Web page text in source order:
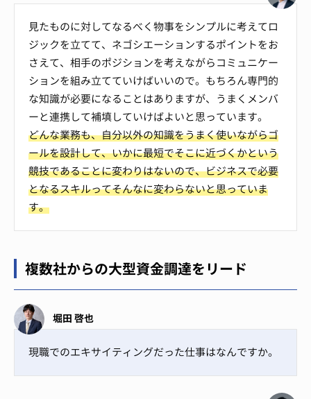
見たものに対してなるべく物事をシンプルに考えてロ
ジックを立てて、ネゴシエーションするポイントをお
さえて、相手のポジションを考えながらコミュニケー
ションを組み立てていけばいいので。もちろん専門的
な知識が必要になることはありますが、うまくメンバ
ーと連携して補填していけばよいと思っています。
どんな業務も、自分以外の知識をうまく使いながらゴ
ールを設計して、いかに最短でそこに近づくかという
競技であることに変わりはないので、ビジネスで必要
となるスキルってそんなに変わらないと思っていま
す。
複数社からの大型資金調達をリード
堀田 啓也
現職でのエキサイティングだった仕事はなんですか。